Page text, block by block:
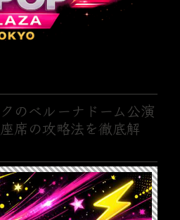
のベルーナドーム公演
席の攻略法を徹底解